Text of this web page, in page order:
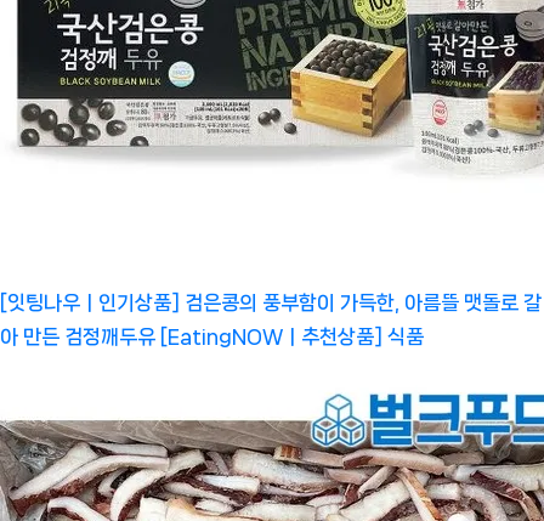
[잇팅나우ㅣ인기상품] 검은콩의 풍부함이 가득한, 아름뜰 맷돌로 갈
아 만든 검정깨두유 [EatingNOWㅣ추천상품]
식품